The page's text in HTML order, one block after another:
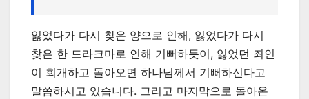
잃었다가 다시 찾은 양으로 인해, 잃었다가 다시
찾은 한 드라크마로 인해 기뻐하듯이, 잃었던 죄인
이 회개하고 돌아오면 하나님께서 기뻐하신다고
말씀하시고 있습니다. 그리고 마지막으로 돌아온